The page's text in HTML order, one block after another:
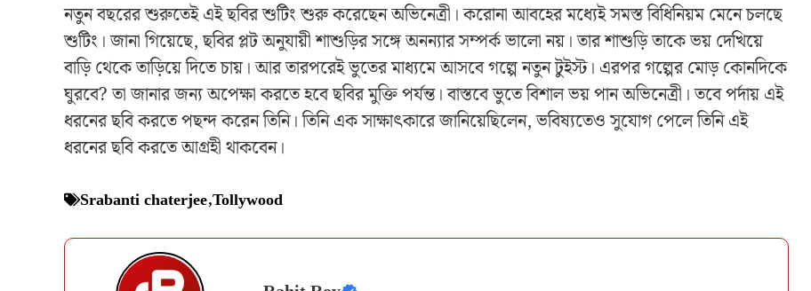
নতুন বছরের শুরুতেই এই ছবির শুটিং শুরু করেছেন অভিনেত্রী। করোনা আবহের মধ্যেই সমস্ত বিধিনিয়ম মেনে চলছে
শুটিং। জানা গিয়েছে, ছবির প্লট অনুযায়ী শাশুড়ির সঙ্গে অনন্যার সম্পর্ক ভালো নয়। তার শাশুড়ি তাকে ভয় দেখিয়ে
বাড়ি থেকে তাড়িয়ে দিতে চায়। আর তারপরেই ভুতের মাধ্যমে আসবে গল্পে নতুন টুইস্ট। এরপর গল্পের মোড় কোনদিকে
ঘুরবে? তা জানার জন্য অপেক্ষা করতে হবে ছবির মুক্তি পর্যন্ত। বাস্তবে ভুতে বিশাল ভয় পান অভিনেত্রী। তবে পর্দায় এই
ধরনের ছবি করতে পছন্দ করেন তিনি। তিনি এক সাক্ষাৎকারে জানিয়েছিলেন, ভবিষ্যতেও সুযোগ পেলে তিনি এই
ধরনের ছবি করতে আগ্রহী থাকবেন।
Srabanti chaterjee,Tollywood